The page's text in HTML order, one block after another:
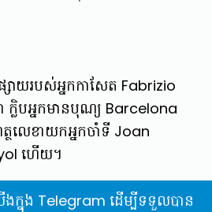
ាយរបស់អ្នកកាសែត Fabrizio
ក្លិបអ្នកមានបុណ្យ Barcelona
ថលេខាយកអ្នកចាំទី Joan
ហើយ។
ក្នុង Telegram ដើម្បីទទួលបាន